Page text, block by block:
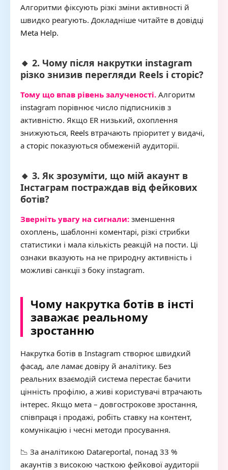
Алгоритми фіксують різкі зміни активності й
швидко реагують. Докладніше читайте в довідці
Meta Help.
🔸 2. Чому після накрутки instagram
різко знизив перегляди Reels і сторіс?
Тому що впав рівень залученості. Алгоритм
instagram порівнює число підписників з
активністю. Якщо ER низький, охоплення
знижуються, Reels втрачають пріоритет у видачі,
а сторіс показуються обмеженій аудиторії.
🔸 3. Як зрозуміти, що мій акаунт в
Інстаграм постраждав від фейкових
ботів?
Зверніть увагу на сигнали: зменшення
охоплень, шаблонні коментарі, різкі стрибки
статистики і мала кількість реакцій на пости. Ці
ознаки вказують на не природну активність і
можливі санкції з боку instagram.
Чому накрутка ботів в інсті
заважає реальному
зростанню
Накрутка ботів в Instagram створює швидкий
фасад, але ламає довіру й аналітику. Без
реальних взаємодій система перестає бачити
цінність профілю, а живі користувачі втрачають
інтерес. Якщо мета – довгострокове зростання,
співпраця і продажі, робіть ставку на контент,
комунікацію і чесні методи просування.
📉 За аналітикою Datareportal, понад 33 %
акаунтів з високою часткою фейкової аудиторії